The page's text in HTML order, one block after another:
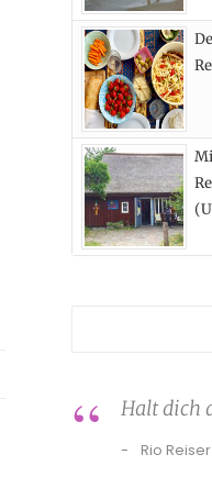
Halt dich
Rio Reiser